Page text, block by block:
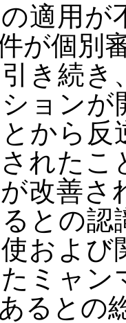
適用が
が個別
き続
ョンが
から
れた
改善さ
との
およ
ミャン
るとの